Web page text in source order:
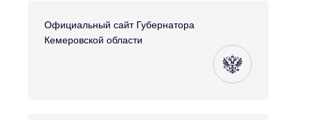
Официальный сайт Губернатора
Кемеровской области